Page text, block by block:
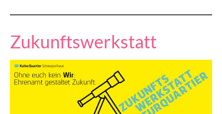
Zukunftswerkstatt